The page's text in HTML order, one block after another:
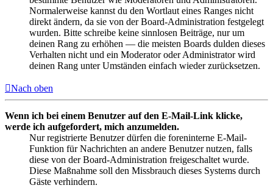
Normalerweise kannst du den Wortlaut eines Ranges nicht
direkt ändern, da sie von der Board-Administration festgelegt
wurden. Bitte schreibe keine sinnlosen Beiträge, nur um
deinen Rang zu erhöhen — die meisten Boards dulden dieses
Verhalten nicht und ein Moderator oder Administrator wird
deinen Rang unter Umständen einfach wieder zurücksetzen.
Nach oben
Wenn ich bei einem Benutzer auf den E-Mail-Link klicke,
werde ich aufgefordert, mich anzumelden.
Nur registrierte Benutzer dürfen die foreninterne E-Mail-
Funktion für Nachrichten an andere Benutzer nutzen, falls
diese von der Board-Administration freigeschaltet wurde.
Diese Maßnahme soll den Missbrauch dieses Systems durch
Gäste verhindern.